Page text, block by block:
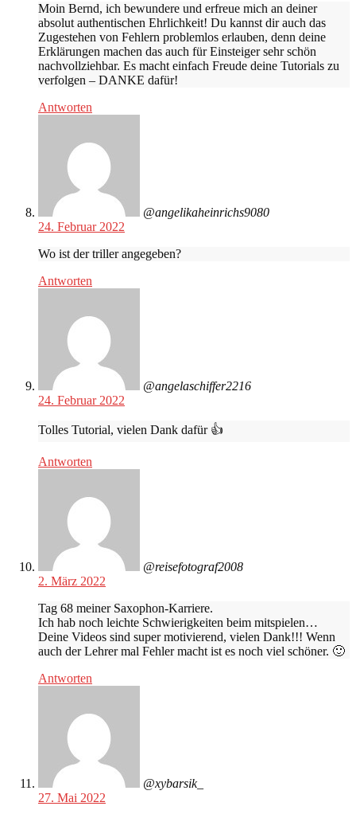
Moin Bernd, ich bewundere und erfreue mich an deiner
absolut authentischen Ehrlichkeit! Du kannst dir auch das
Zugestehen von Fehlern problemlos erlauben, denn deine
Erklärungen machen das auch für Einsteiger sehr schön
nachvollziehbar. Es macht einfach Freude deine Tutorials zu
verfolgen – DANKE dafür!
Antworten
@angelikaheinrichs9080
24. Februar 2022
Wo ist der triller angegeben?
Antworten
@angelaschiffer2216
24. Februar 2022
Tolles Tutorial, vielen Dank dafür 👍
Antworten
@reisefotograf2008
2. März 2022
Tag 68 meiner Saxophon-Karriere.
Ich hab noch leichte Schwierigkeiten beim mitspielen…
Deine Videos sind super motivierend, vielen Dank!!! Wenn
auch der Lehrer mal Fehler macht ist es noch viel schöner. 🙂
Antworten
@xybarsik_
27. Mai 2022